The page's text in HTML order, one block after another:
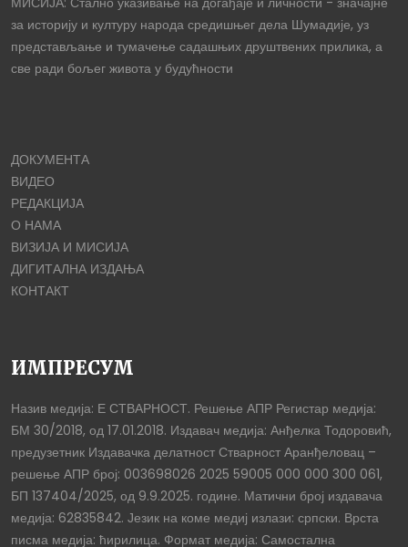
за историју и културу народа средишњег дела Шумадије, уз
представљање и тумачење садашњих друштвених прилика, а
све ради бољег живота у будућности
ДОКУМЕНТА
ВИДЕО
РЕДАКЦИЈА
О НАМА
ВИЗИЈА И МИСИЈА
ДИГИТАЛНА ИЗДАЊА
КОНТАКТ
ИМПРЕСУМ
Назив медија: Е СТВАРНОСТ. Решење АПР Регистар медија:
БМ 30/2018, од 17.01.2018. Издавач медија: Анђелка Тодоровић,
предузетник Издавачка делатност Стварност Аранђеловац –
решење АПР број: 003698026 2025 59005 000 000 300 061,
БП 137404/2025, од 9.9.2025. године. Матични број издавача
медија: 62835842. Језик на коме медиј излази: српски. Врста
писма медија: ћирилица. Формат медија: Самостална